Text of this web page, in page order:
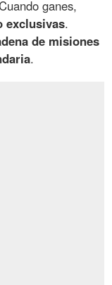
ganes,
exclusivas.
de misiones
.